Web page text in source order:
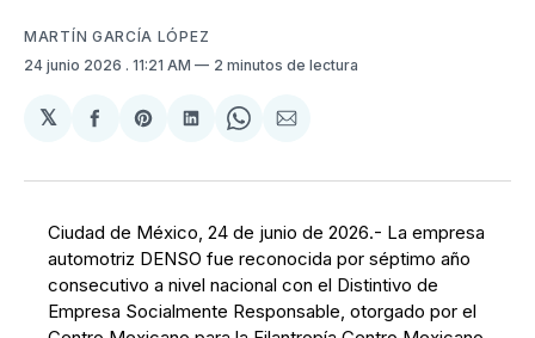
MARTÍN GARCÍA LÓPEZ
24 junio 2026 . 11:21 AM 2 minutos de lectura
𝕏
Compartir
Facebook
Share
Pinterest
Compartir
LinkedIn
Share
WhatsApp
Compartir
Email
Ciudad de México, 24 de junio de 2026.- La empresa
automotriz DENSO fue reconocida por séptimo año
consecutivo a nivel nacional con el Distintivo de
Empresa Socialmente Responsable, otorgado por el